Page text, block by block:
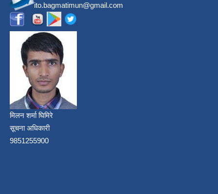
ito.bagmatimun@gmail.com
मिलन शर्मा घिमिरे
सूचना अधिकारी
9851255900